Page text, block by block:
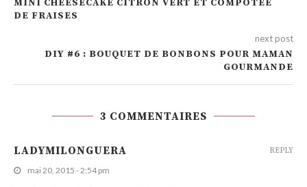
MINI CHEESECAKE CITRON VERT ET COMPOTÉE
DE FRAISES
next post
DIY #6 : BOUQUET DE BONBONS POUR MAMAN
GOURMANDE
3 COMMENTAIRES
LADYMILONGUERA
mai 20, 2015 - 2:54 pm
REPLY